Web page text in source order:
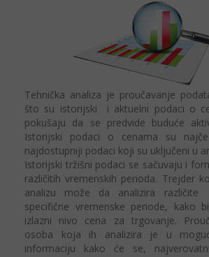
Tehnička analiza je proučavanje
što su istorijski i aktuelni podaci o
pokušaju da se predvide buduće
Istorijski podaci o cenama su
najdostupniji podaci koji su uključeni u
Istorijski tržišni podaci se sačuvaju i
različitih vremenskih perioda. Trejder
analizu može da analizira
specifične vremenske periode, kako
izlazni nivo cena za trgovanje.
osoba koja ih analizira je u
informaciju kako će se,